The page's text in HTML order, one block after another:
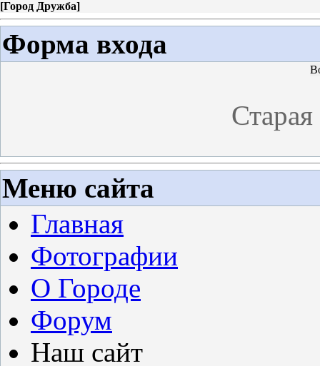
[Город Дружба]
Форма входа
Меню сайта
Главная
Фотографии
О Городе
Форум
Наш сайт